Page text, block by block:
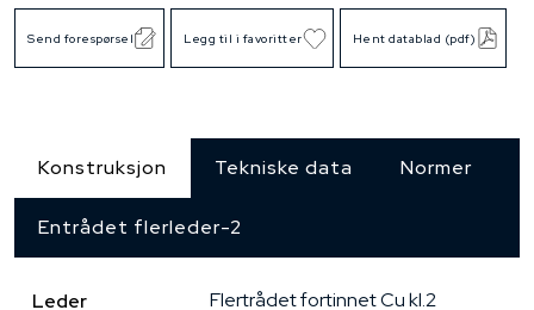
Send forespørsel Legg til i favoritter Hent datablad (pdf)
Konstruksjon Tekniske data Normer
Entrådet flerleder-2
Leder Flertrådetfortinnet Cukl.2